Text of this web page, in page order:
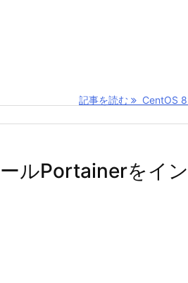
記事を読む
CentOS
ルPortainerをイ